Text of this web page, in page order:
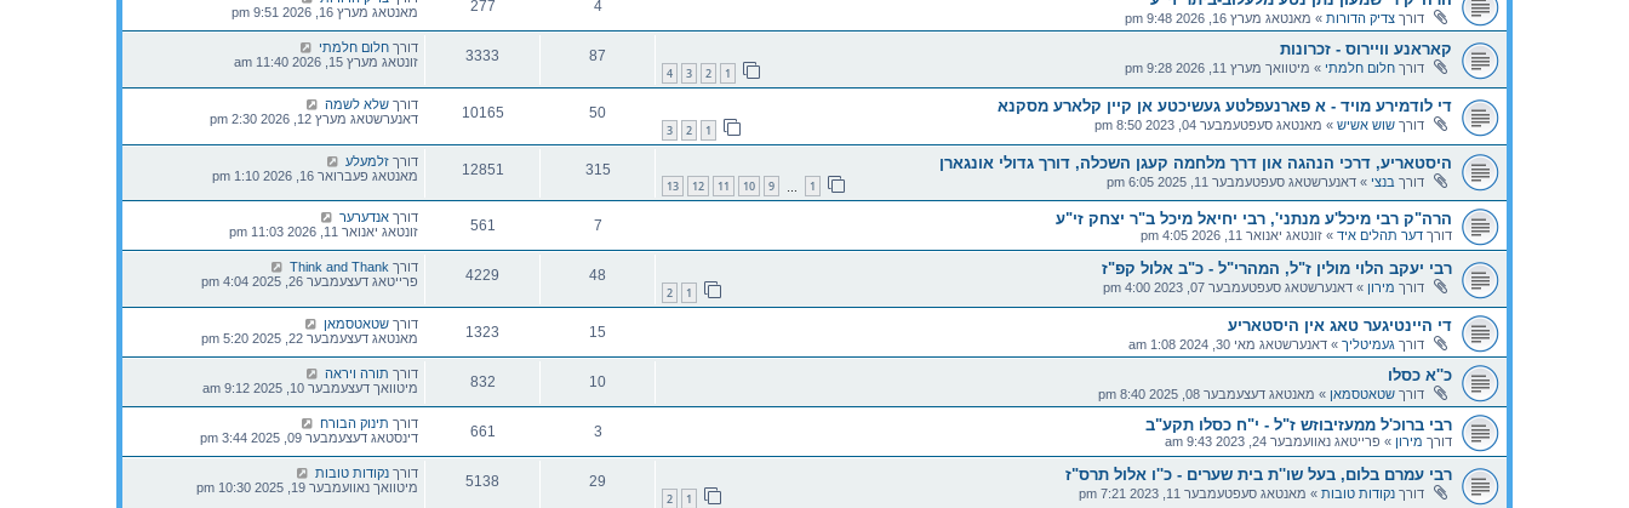
דורך צדיק הדורות » מאנטאג מערץ 16, 2026 9:48 pm
4
277
מאנטאג מערץ 16, 2026 9:51 pm
קאראנע וויירוס - זכרונות
דורך חלום חלמתי » מיטוואך מערץ 11, 2026 9:28 pm 1
2
3
4
87
3333 דורך חלום חלמתי
זונטאג מערץ 15, 2026 11:40 am
די לודמירע מויד - א פארנעפלטע געשיכטע אן קיין קלארע מסקנא
דורך שוש אשיש » מאנטאג סעפטעמבער 04, 2023 8:50 pm 1
2
3
50
10165 דורך שלא לשמה
דאנערשטאג מערץ 12, 2026 2:30 pm
היסטאריע, דרכי הנהגה און דרך מלחמה קעגן השכלה, דורך גדולי אונגארן
דורך בנצי » דאנערשטאג סעפטעמבער 11, 2025 6:05 pm 1
9
10
11
12
13
315
12851 דורך זלמעלע
מאנטאג פעברואר 16, 2026 1:10 pm
הרה"ק רבי מיכל'ע מנתני', רבי יחיאל מיכל ב"ר יצחק זי"ע
דורך דער תהלים איד » זונטאג יאנואר 11, 2026 4:05 pm
7
561 דורך אנדערער
זונטאג יאנואר 11, 2026 11:03 pm
רבי יעקב הלוי מולין ז"ל, המהרי"ל - כ"ב אלול קפ"ז
דורך מירון » דאנערשטאג סעפטעמבער 07, 2023 4:00 pm 1
2
48
4229 דורך Think and Thank
פרייטאג דעצעמבער 26, 2025 4:04 pm
די היינטיגער טאג אין היסטאריע
דורך געמיטליך » דאנערשטאג מאי 30, 2024 1:08 am
15
1323 דורך שטאטסמאן
מאנטאג דעצעמבער 22, 2025 5:20 pm
כ''א כסלו
דורך שטאטסמאן » מאנטאג דעצעמבער 08, 2025 8:40 pm
10
832 דורך תורה ויראה
מיטוואך דעצעמבער 10, 2025 9:12 am
רבי ברוכ'ל ממעזיבוזש ז"ל - י"ח כסלו תקע"ב
דורך מירון » פרייטאג נאוועמבער 24, 2023 9:43 am
3
661 דורך תינוק הבורח
דינסטאג דעצעמבער 09, 2025 3:44 pm
רבי עמרם בלום, בעל שו''ת בית שערים - כ''ו אלול תרס"ז
דורך נקודות טובות » מאנטאג סעפטעמבער 11, 2023 7:21 pm 1
2
29
5138 דורך נקודות טובות
מיטוואך נאוועמבער 19, 2025 10:30 pm